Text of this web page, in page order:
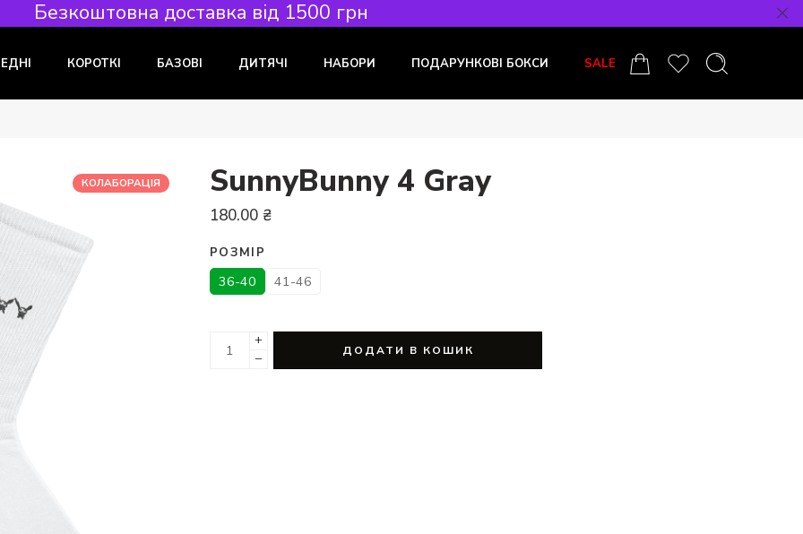
Безкоштовна доставка від 1500 грн
КОРОТКІ БАЗОВІ ДИТЯЧІ НАБОРИ ПОДАРУНКОВІ БОКСИ SALE
КОЛАБОРАЦІЯ SunnyBunny 4 Gray
180.00 ₴
РОЗМІР
36-40 41-46
+
−
ДОДАТИ В КОШИК